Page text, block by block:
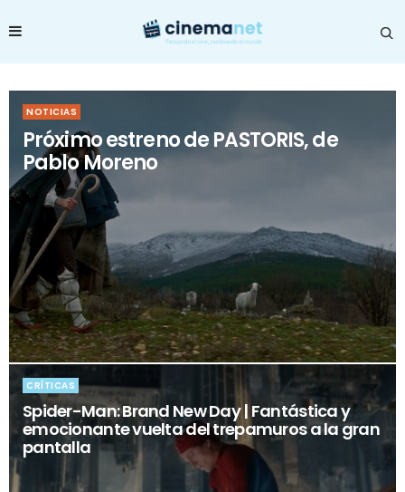
NOTICIAS
Próximo estreno de PASTORIS, de
Pablo Moreno
CRÍTICAS
Spider-Man: Brand New Day | Fantástica y
emocionante vuelta del trepamuros a la gran
pantalla